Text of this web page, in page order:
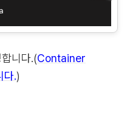
니다.(Container
다.)